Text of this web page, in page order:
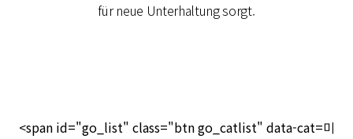
für neue Unterhaltung sorgt.
<span id="go_list" class="btn go_catlist" data-cat=미